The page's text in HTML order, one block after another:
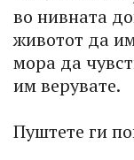
во нивната
животот да
мора да
им верувате.
Пуштете ги